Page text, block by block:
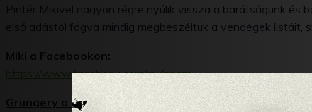
Pintér Mikivel nagyon régre nyúlik vissza a barátságunk
első adástól fogva mindig megbeszéltük a vendégek
Miki a Facebookon:
https://www.facebook.com/mklspntr
Grungery a Facebookon: